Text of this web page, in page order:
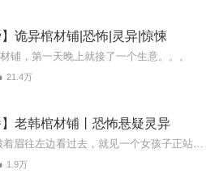
】诡异棺材铺|恐怖|灵异|惊悚
铺，第一天晚上就接了一个生意。。。
21.4万
】老韩棺材铺丨恐怖悬疑灵异
1.9万